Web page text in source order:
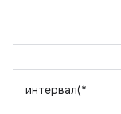
интервал(*